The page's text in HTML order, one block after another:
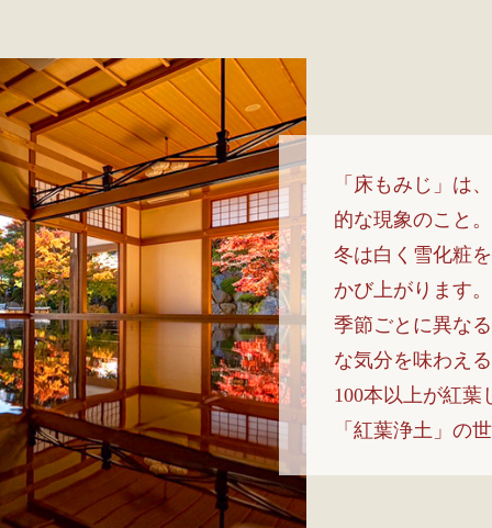
「床もみじ」は
的な現象のこと
冬は白く雪化粧
かび上がります。
季節ごとに異な
な気分を味わえ
100本以上が紅
「紅葉浄土」の